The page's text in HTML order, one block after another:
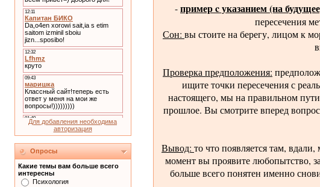
Для добавления необходима
авторизация
Опросы
Какие темы вам больше всего
интересны
Психология
-пример c указанием (на
пересечения
Сон: вы стоите на берегу, лицом к
Проверка предположения:
ищите точки пересечения с
настоящего, мы на правильном
прошлое. Вы смотрите вперед
Вывод: то что появляется там,
момент вы проявите любопытство,
больше всего понятен именно